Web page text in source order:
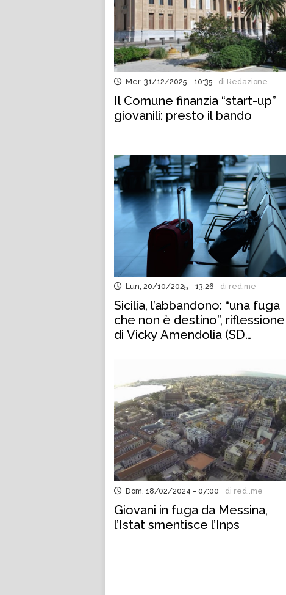
Mer, 31/12/2025 - 10:35 di Redazione
Il Comune finanzia “start-up”
giovanili: presto il bando
Lun, 20/10/2025 - 13:26 di red.me
Sicilia, l’abbandono: “una fuga
che non è destino”, riflessione
di Vicky Amendolia (SD
Dom, 18/02/2024 - 07:00 di red..me
Giovani in fuga da Messina,
l’Istat smentisce l’Inps